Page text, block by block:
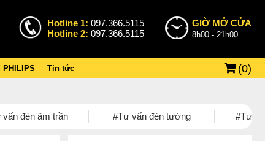
Hotline 1: 097.366.5115
Hotline 2: 097.366.5115
GIỜ MỞ CỬA
8h00 - 21h00
Tin tức (0)
vấn đèn âm trần #Tư vấn đèn tường #Tư